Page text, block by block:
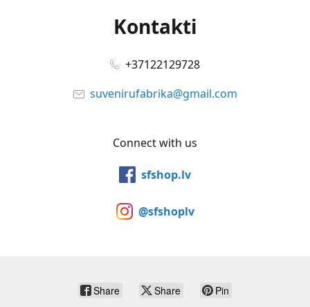
Kontakti
+37122129728
suvenirufabrika@gmail.com
Connect with us
sfshop.lv
@sfshoplv
Share Share Pin